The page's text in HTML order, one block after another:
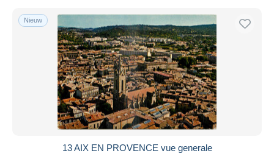
Nieuw
13 AIX EN PROVENCE vue generale